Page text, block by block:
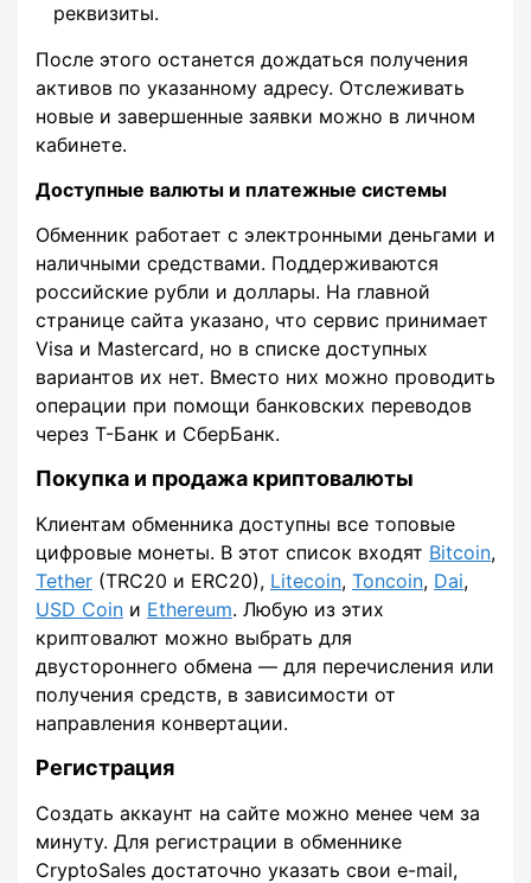
реквизиты.
После этого останется дождаться получения
активов по указанному адресу. Отслеживать
новые и завершенные заявки можно в личном
кабинете.
Доступные валюты и платежные системы
Обменник работает с электронными деньгами и
наличными средствами. Поддерживаются
российские рубли и доллары. На главной
странице сайта указано, что сервис принимает
Visa и Mastercard, но в списке доступных
вариантов их нет. Вместо них можно проводить
операции при помощи банковских переводов
через Т-Банк и СберБанк.
Покупка и продажа криптовалюты
Клиентам обменника доступны все топовые
цифровые монеты. В этот список входят Bitcoin,
Tether (TRC20 и ERC20), Litecoin, Toncoin, Dai,
USD Coin и Ethereum. Любую из этих
криптовалют можно выбрать для
двустороннего обмена — для перечисления или
получения средств, в зависимости от
направления конвертации.
Регистрация
Создать аккаунт на сайте можно менее чем за
минуту. Для регистрации в обменнике
CryptoSales достаточно указать свои e-mail,